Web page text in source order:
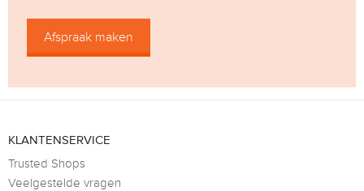
Afspraak maken
KLANTENSERVICE
Trusted Shops
Veelgestelde vragen